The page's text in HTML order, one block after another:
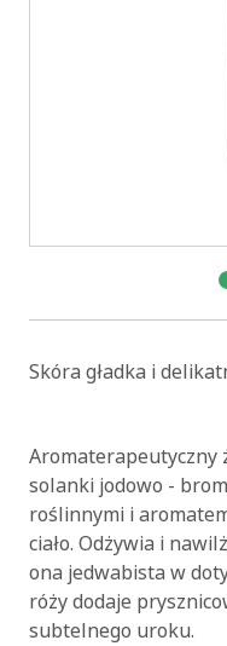
Skóra gładka i
Aromaterapeutyczny
solanki jodowo -
roślinnymi i
ciało. Odżywia i
ona jedwabista w
róży dodaje
subtelnego uroku.